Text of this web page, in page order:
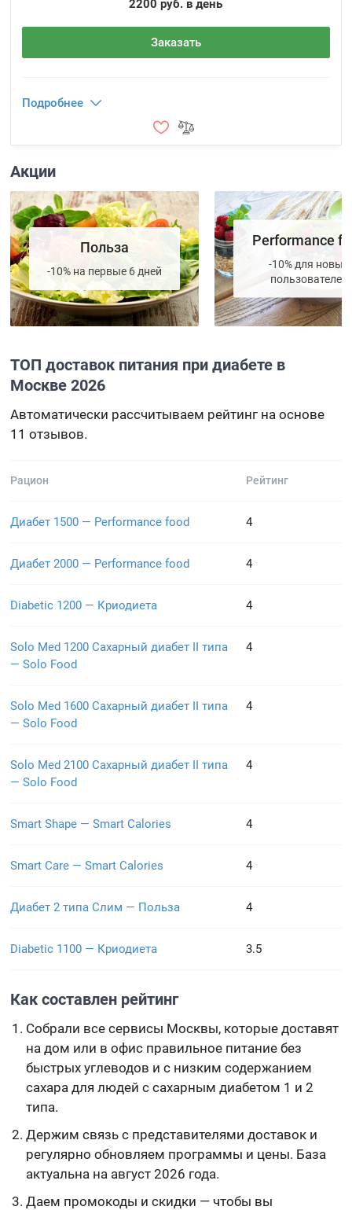
2200 руб. в день
Заказать
Подробнее
Акции
Польза
-10% на первые 6 дней
Performance
-10% для новых
пользователей
ТОП доставок питания при диабете в
Москве 2026
Автоматически рассчитываем рейтинг на основе
11 отзывов.
Рацион Рейтинг
Диабет 1500 — Performance food 4
Диабет 2000 — Performance food 4
Diabetic 1200 — Криодиета 4
Solo Med 1200 Сахарный диабет II типа
— Solo Food
4
Solo Med 1600 Сахарный диабет II типа
— Solo Food
4
Solo Med 2100 Сахарный диабет II типа
— Solo Food
4
Smart Shape — Smart Calories 4
Smart Care — Smart Calories 4
Диабет 2 типа Слим — Польза 4
Diabetic 1100 — Криодиета 3.5
Как составлен рейтинг
Собрали все сервисы Москвы, которые доставят
на дом или в офис правильное питание без
быстрых углеводов и с низким содержанием
сахара для людей с сахарным диабетом 1 и 2
типа.
Держим связь с представителями доставок и
регулярно обновляем программы и цены. База
актуальна на август 2026 года.
Даем промокоды и скидки — чтобы вы